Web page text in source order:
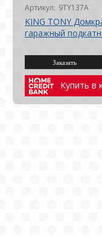
Артикул: 9TY137A
KING TONY
гаражный
Купить в